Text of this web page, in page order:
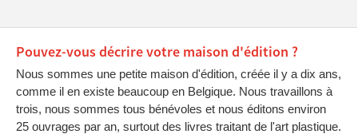
Pouvez-vous décrire votre maison d'édition ?
Nous sommes une petite maison d'édition, créée il y a dix ans,
comme il en existe beaucoup en Belgique. Nous travaillons à
trois, nous sommes tous bénévoles et nous éditons environ
25 ouvrages par an, surtout des livres traitant de l'art plastique.